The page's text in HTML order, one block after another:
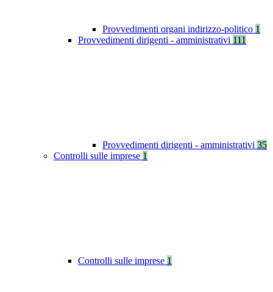
Provvedimenti organi indirizzo-politico 1
Provvedimenti dirigenti - amministrativi 111
Provvedimenti dirigenti - amministrativi 35
Controlli sulle imprese 1
Controlli sulle imprese 1